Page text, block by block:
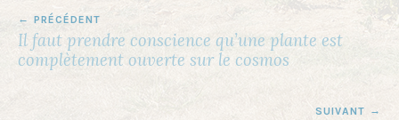
N
A
PRÉCÉDENT
Il faut prendre conscience qu’une plante est
complètement ouverte sur le cosmos
SUIVANT